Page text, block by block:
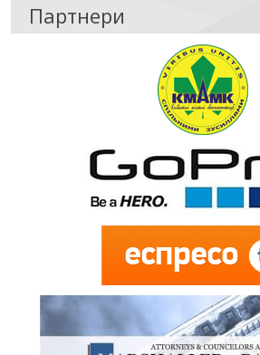
Партнери